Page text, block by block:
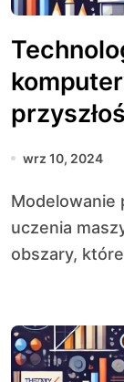
wrz 10, 2024
Modelowanie predykcyjne i rozwój algorytmów
uczenia
obszary,